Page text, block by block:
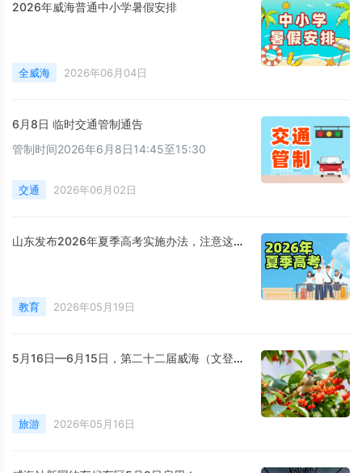
2026年威海普通中小学暑假安排
全威海 2026年06月04日
6月8日 临时交通管制通告
管制时间2026年6月8日14:45至15:30
交通 2026年06月02日
山东发布2026年夏季高考实施办法，注意这些新变化！
教育 2026年05月19日
5月16日—6月15日，第二十二届威海（文登）昆嵛山樱桃采摘季启幕
旅游 2026年05月16日